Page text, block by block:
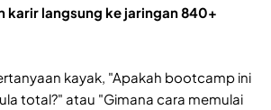
karir langsung ke jaringan 840+
kayak, "Apakah bootcamp ini
total?" atau "Gimana cara memulai